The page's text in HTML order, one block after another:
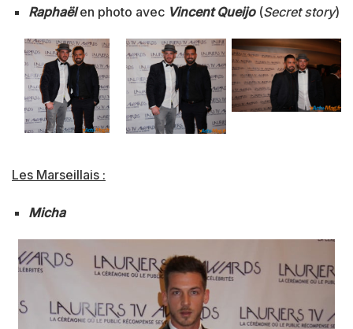
Raphaëlen photo avec Vincent Queijo(Secret story)
Les Marseillais :
Micha